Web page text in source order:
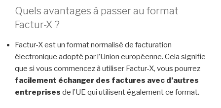
Quels avantages à passer au format
Factur-X ?
Factur-X est un format normalisé de facturation
électronique adopté par l’Union européenne. Cela signifie
que si vous commencez à utiliser Factur-X, vous pourrez
facilement échanger des factures avec d’autres
entreprises de l’UE qui utilisent également ce format.